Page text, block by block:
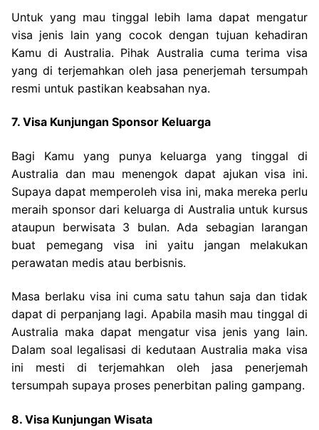
Untuk yang mau tinggal lebih lama dapat mengatur
visa jenis lain yang cocok dengan tujuan kehadiran
Kamu di Australia. Pihak Australia cuma terima visa
yang di terjemahkan oleh jasa penerjemah tersumpah
resmi untuk pastikan keabsahan nya.
7. Visa Kunjungan Sponsor Keluarga
Bagi Kamu yang punya keluarga yang tinggal di
Australia dan mau menengok dapat ajukan visa ini.
Supaya dapat memperoleh visa ini, maka mereka perlu
meraih sponsor dari keluarga di Australia untuk kursus
ataupun berwisata 3 bulan. Ada sebagian larangan
buat pemegang visa ini yaitu jangan melakukan
perawatan medis atau berbisnis.
Masa berlaku visa ini cuma satu tahun saja dan tidak
dapat di perpanjang lagi. Apabila masih mau tinggal di
Australia maka dapat mengatur visa jenis yang lain.
Dalam soal legalisasi di kedutaan Australia maka visa
ini mesti di terjemahkan oleh jasa penerjemah
tersumpah supaya proses penerbitan paling gampang.
8. Visa Kunjungan Wisata